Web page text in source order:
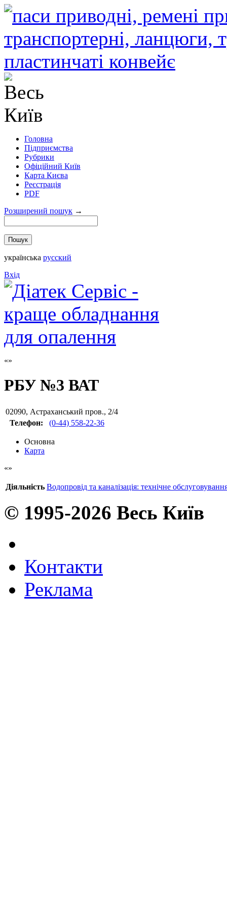
Головна
Підприємства
Рубрики
Офіційний Київ
Карта Києва
Реєстрація
PDF
Розширений пошук →
українська русский
Вхід
РБУ №3 ВАТ
02090, Астраханський пров., 2/4
Телефон:
(0-44) 558-22-36
Основна
Карта
Діяльність Водопровід та каналізація: технічне
© 1995-2026 Весь Київ
Контакти
Реклама